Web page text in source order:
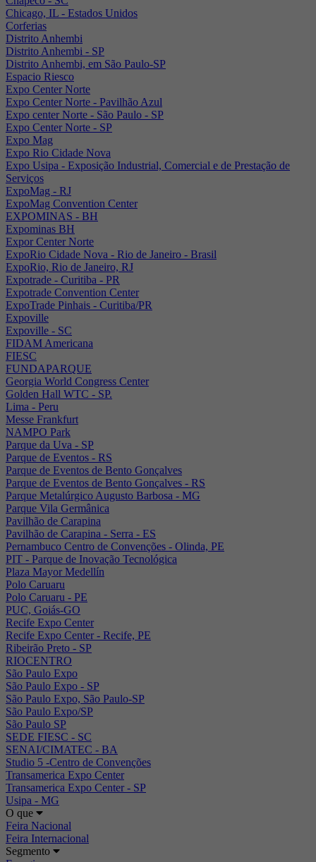
Chicago, IL - Estados Unidos
Corferias
Distrito Anhembi
Distrito Anhembi - SP
Distrito Anhembi, em São Paulo-SP
Espacio Riesco
Expo Center Norte
Expo Center Norte - Pavilhão Azul
Expo center Norte - São Paulo - SP
Expo Center Norte - SP
Expo Mag
Expo Rio Cidade Nova
Expo Usipa - Exposição Industrial, Comercial e de Prestação de
Serviços
ExpoMag - RJ
ExpoMag Convention Center
EXPOMINAS - BH
Expominas BH
Expor Center Norte
ExpoRio Cidade Nova - Rio de Janeiro - Brasil
ExpoRio, Rio de Janeiro, RJ
Expotrade - Curitiba - PR
Expotrade Convention Center
ExpoTrade Pinhais - Curitiba/PR
Expoville
Expoville - SC
FIDAM Americana
FIESC
FUNDAPARQUE
Georgia World Congress Center
Golden Hall WTC - SP.
Lima - Peru
Messe Frankfurt
NAMPO Park
Parque da Uva - SP
Parque de Eventos - RS
Parque de Eventos de Bento Gonçalves
Parque de Eventos de Bento Gonçalves - RS
Parque Metalúrgico Augusto Barbosa - MG
Parque Vila Germânica
Pavilhão de Carapina
Pavilhão de Carapina - Serra - ES
Pernambuco Centro de Convenções - Olinda, PE
PIT - Parque de Inovação Tecnológica
Plaza Mayor Medellín
Polo Caruaru
Polo Caruaru - PE
PUC, Goiás-GO
Recife Expo Center
Recife Expo Center - Recife, PE
Ribeirão Preto - SP
RIOCENTRO
São Paulo Expo
São Paulo Expo - SP
São Paulo Expo, São Paulo-SP
São Paulo Expo/SP
São Paulo SP
SEDE FIESC - SC
SENAI/CIMATEC - BA
Studio 5 -Centro de Convenções
Transamerica Expo Center
Transamerica Expo Center - SP
Usipa - MG
O que
Feira Nacional
Feira Internacional
Segmento